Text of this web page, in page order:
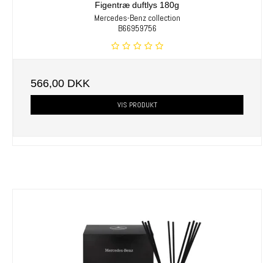
Figentræ duftlys 180g
Mercedes-Benz collection
B66959756
566,00 DKK
VIS PRODUKT